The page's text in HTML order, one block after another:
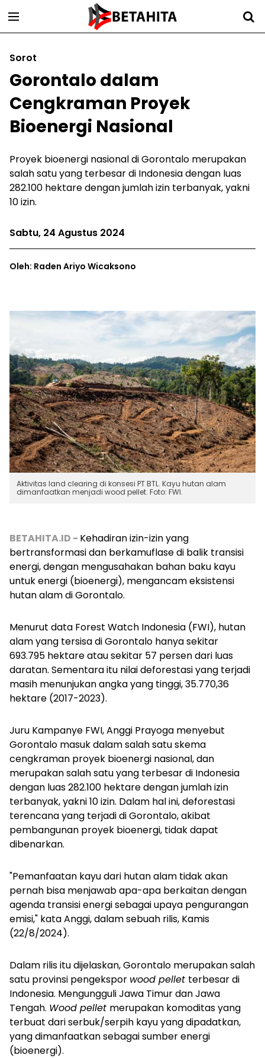
Sorot
Gorontalo dalam
Cengkraman Proyek
Bioenergi Nasional
Proyek bioenergi nasional di Gorontalo merupakan
salah satu yang terbesar di Indonesia dengan luas
282.100 hektare dengan jumlah izin terbanyak, yakni
10 izin.
Sabtu, 24 Agustus 2024
Oleh: Raden Ariyo Wicaksono
Aktivitas land clearing di konsesi PT BTL. Kayu hutan alam
dimanfaatkan menjadi wood pellet. Foto: FWI.
BETAHITA.ID - Kehadiran izin-izin yang
bertransformasi dan berkamuflase di balik transisi
energi, dengan mengusahakan bahan baku kayu
untuk energi (bioenergi), mengancam eksistensi
hutan alam di Gorontalo.
Menurut data Forest Watch Indonesia (FWI), hutan
alam yang tersisa di Gorontalo hanya sekitar
693.795 hektare atau sekitar 57 persen dari luas
daratan. Sementara itu nilai deforestasi yang terjadi
masih menunjukan angka yang tinggi, 35.770,36
hektare (2017-2023).
Juru Kampanye FWI, Anggi Prayoga menyebut
Gorontalo masuk dalam salah satu skema
cengkraman proyek bioenergi nasional, dan
merupakan salah satu yang terbesar di Indonesia
dengan luas 282.100 hektare dengan jumlah izin
terbanyak, yakni 10 izin. Dalam hal ini, deforestasi
terencana yang terjadi di Gorontalo, akibat
pembangunan proyek bioenergi, tidak dapat
dibenarkan.
"Pemanfaatan kayu dari hutan alam tidak akan
pernah bisa menjawab apa-apa berkaitan dengan
agenda transisi energi sebagai upaya pengurangan
emisi," kata Anggi, dalam sebuah rilis, Kamis
(22/8/2024).
Dalam rilis itu dijelaskan, Gorontalo merupakan salah
satu provinsi pengekspor wood pellet terbesar di
Indonesia. Mengungguli Jawa Timur dan Jawa
Tengah. Wood pellet merupakan komoditas yang
terbuat dari serbuk/serpih kayu yang dipadatkan,
yang dimanfaatkan sebagai sumber energi
(bioenergi).